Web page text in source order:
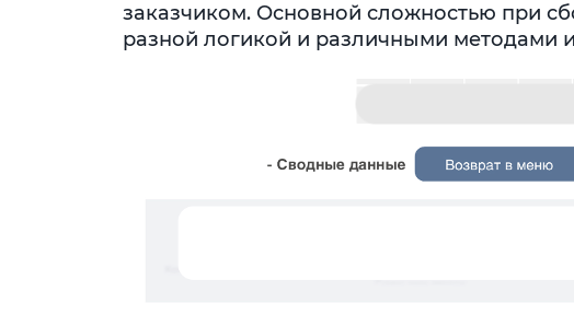
заказчиком. Основной сложностью при
разной логикой и различными методами